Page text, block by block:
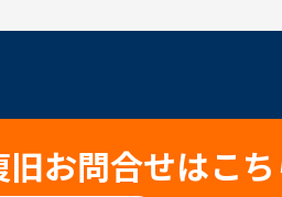
お問合せはこち